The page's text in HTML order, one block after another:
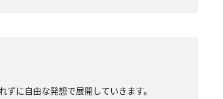
に自由な発想で展開していきます。